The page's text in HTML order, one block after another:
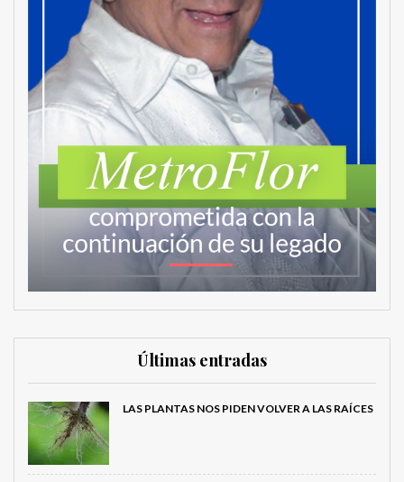
Últimas entradas
LAS PLANTAS NOS PIDEN VOLVER A LAS RAÍCES